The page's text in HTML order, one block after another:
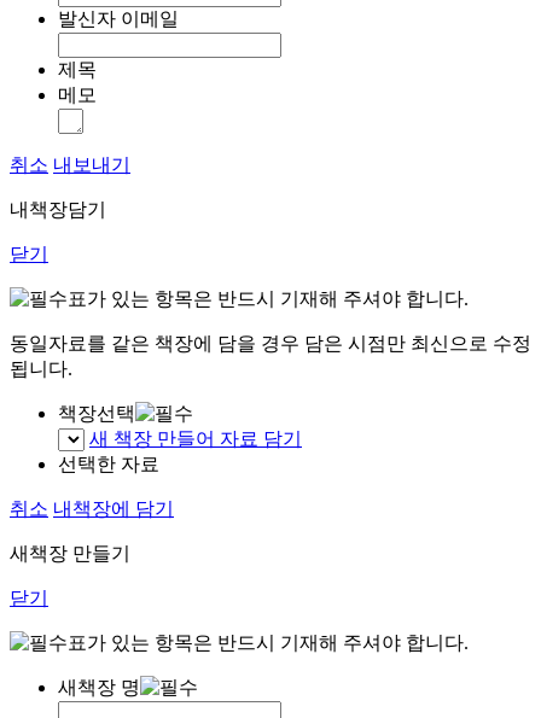
발신자 이메일
제목
메모
취소 내보내기
내책장담기
닫기
표가 있는 항목은 반드시 기재해 주셔야 합니다.
동일자료를 같은 책장에 담을 경우 담은 시점만 최신으로 수정
됩니다.
책장선택
새 책장 만들어 자료 담기
선택한 자료
취소 내책장에 담기
새책장 만들기
닫기
표가 있는 항목은 반드시 기재해 주셔야 합니다.
새책장 명